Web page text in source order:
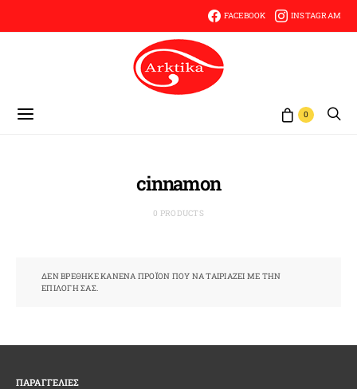
FACEBOOK INSTAGRAM
0
cinnamon
0 PRODUCTS
ΔΕΝ ΒΡΈΘΗΚΕ ΚΑΝΈΝΑ ΠΡΟΪΌΝ ΠΟΥ ΝΑ ΤΑΙΡΙΆΖΕΙ ΜΕ ΤΗΝ
ΕΠΙΛΟΓΉ ΣΑΣ.
ΠΑΡΑΓΓΕΛΙΕΣ